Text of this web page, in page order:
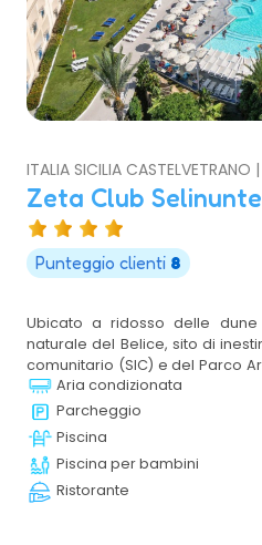
ITALIA SICILIA CASTELVETRANO
Zeta Club Selinunte
Punteggio clienti 8
Ubicato a ridosso delle
naturale del Belice, sito di
comunitario (SIC) e del Parco
più grande d’Europa, i cui resti
tutta la magnificenza della
dominazione greca. A ciò si
incontaminata, di sabbia fine e
mare cristallino distante circa 1,2
Aria condizionata
Parcheggio
Piscina
Piscina per bambini
Ristorante